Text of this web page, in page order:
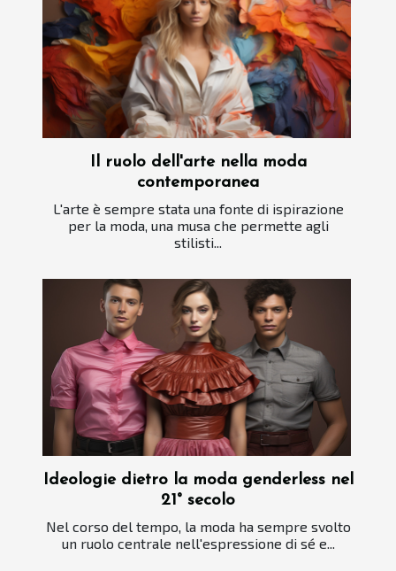
Il ruolo dell'arte nella moda
contemporanea
L'arte è sempre stata una fonte di ispirazione
per la moda, una musa che permette agli
stilisti...
Ideologie dietro la moda genderless nel
21° secolo
Nel corso del tempo, la moda ha sempre svolto
un ruolo centrale nell'espressione di sé e...